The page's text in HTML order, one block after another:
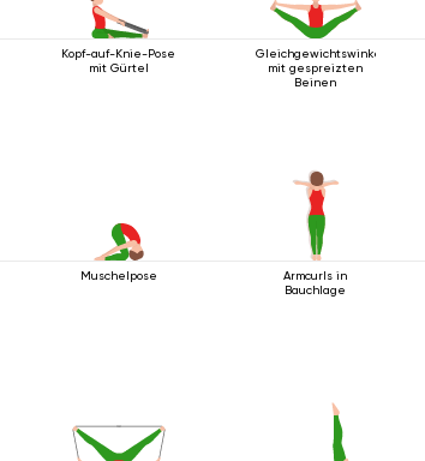
Kopf-auf-Knie-Pose
mit Gürtel
Gleichgewichtswinkelhaltung
mit gespreizten
Beinen
Muschelpose
Armcurls in
Bauchlage